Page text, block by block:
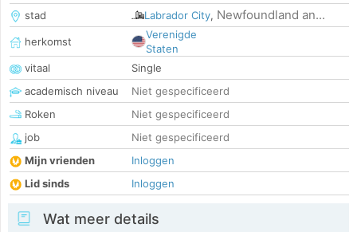
stad
Labrador City, Newfoundland an...
herkomst
Verenigde
Staten
vitaal
Single
academisch niveau
Niet gespecificeerd
Roken
Niet gespecificeerd
job
Niet gespecificeerd
Mijn vrienden
Inloggen
Lid sinds
Inloggen
Wat meer details